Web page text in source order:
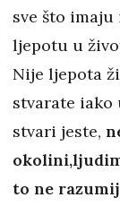
sve što
ljepotu u
Nije ljepota
stvarate iako
stvari jeste,
to ne